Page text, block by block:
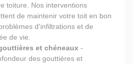
toiture. Nos interventions
de maintenir votre toit en bon
d'infiltrations et de
de vie.
et chéneaux -
des gouttières et